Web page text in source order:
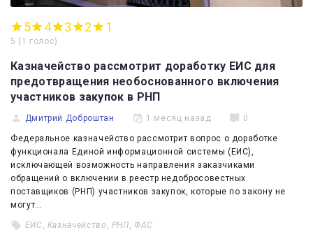
5 4 3 2 1
5 (1 голос)
Казначейство рассмотрит доработку ЕИС для
предотвращения необоснованного включения
участников закупок в РНП
Дмитрий Доброштан 1 месяц назад 0
Федеральное казначейство рассмотрит вопрос о доработке
функционала Единой информационной системы (ЕИС),
исключающей возможность направления заказчиками
обращений о включении в реестр недобросовестных
поставщиков (РНП) участников закупок, которые по закону не
могут…
ЕИС Казначейство РНП ФАС